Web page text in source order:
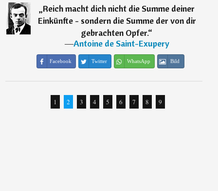
„Reich macht dich nicht die Summe deiner
Einkünfte - sondern die Summe der von dir
gebrachten Opfer.“
―Antoine de Saint-Exupery
Facebook Twitter WhatsApp Bild
1 2 3 4 5 6 7 8 9